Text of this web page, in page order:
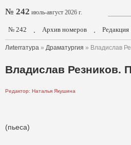
№ 242 июль-август 2026 г.
№ 242 . Архив номеров . Редакция
Лиterraтура » Драматургия » Владислав
Владислав
Редактор: Наталья Якушина
(пьеса)